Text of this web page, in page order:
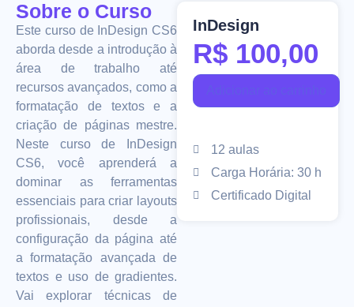
Sobre o Curso
Este curso de InDesign CS6
aborda desde a introdução à
área de trabalho até
recursos avançados, como a
formatação de textos e a
criação de páginas mestre.
Neste curso de InDesign
CS6, você aprenderá a
dominar as ferramentas
essenciais para criar layouts
profissionais, desde a
configuração da página até
a formatação avançada de
textos e uso de gradientes.
Vai explorar técnicas de
InDesign
R$ 100,00
12 aulas
Carga Horária: 30 h
Certificado Digital